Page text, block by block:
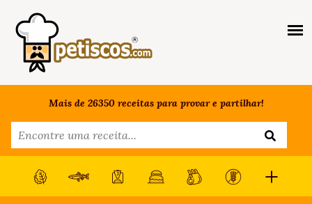
Mais de 26350 receitas para provar e partilhar!